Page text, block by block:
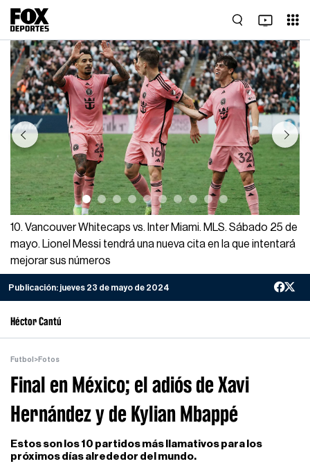
Previous Next
10. Vancouver Whitecaps vs. Inter Miami. MLS. Sábado 25 de
mayo. Lionel Messi tendrá una nueva cita en la que intentará
mejorar sus números
Publicación: jueves 23 de mayo de 2024
Héctor Cantú
Futbol >Fotos
Final en México; el adiós de Xavi
Hernández y de Kylian Mbappé
Estos son los 10 partidos más llamativos para los
próximos días alrededor del mundo.